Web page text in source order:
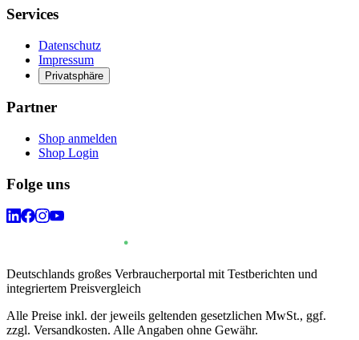
Services
Datenschutz
Impressum
Privatsphäre
Partner
Shop anmelden
Shop Login
Folge uns
Deutschlands großes Verbraucherportal mit Testberichten und
integriertem Preisvergleich
Alle Preise inkl. der jeweils geltenden gesetzlichen MwSt., ggf.
zzgl. Versandkosten. Alle Angaben ohne Gewähr.